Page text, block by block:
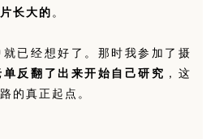
长大的 。
已经想好了。那时我参加了摄
反翻了出来开始自己研究 ，这
的真正起点。